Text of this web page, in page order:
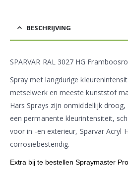
BESCHRIJVING
SPARVAR RAL 3027 HG
Spray met langdurige
metselwerk en meeste kunststof
Hars Sprays zijn onmiddellijk
een permanente kleurintensiteit,
voor in -en exterieur, Sparvar Acryl
corrosiebestendig.
Extra bij te bestellen Spraymaster